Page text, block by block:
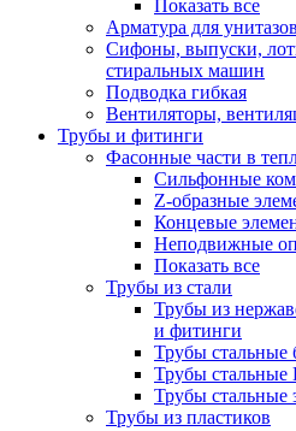
Показать все
Арматура для
Сифоны, выпуски,
стиральных машин
Подводка гибкая
Вентиляторы,
Трубы и фитинги
Фасонные части в
Cильфонные
Z-образные
Концевые
Неподвижные
Показать все
Трубы из стали
Трубы из
и фитинги
Трубы стальные
Трубы
Трубы стальные
Трубы из пластиков